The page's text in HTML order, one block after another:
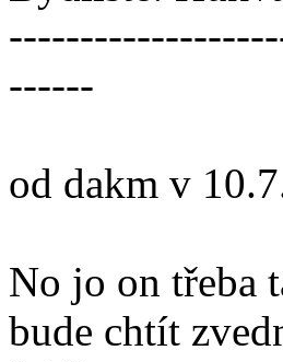
------
od dakm v
No jo on třeba
bude chtít